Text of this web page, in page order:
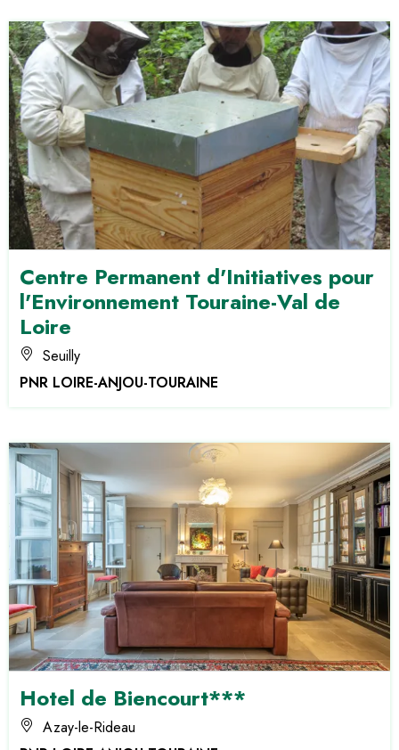
Centre Permanent d'Initiatives pour
l'Environnement Touraine-Val de
Loire
Seuilly
PNR LOIRE-ANJOU-TOURAINE
Hotel de Biencourt***
Azay-le-Rideau